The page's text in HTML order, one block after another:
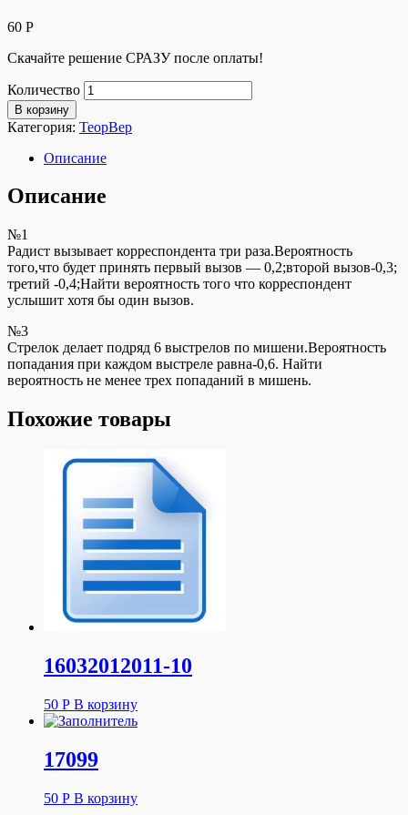
60 Р
Скачайте решение СРАЗУ после оплаты!
Количество
В корзину
Категория: ТеорВер
Описание
Описание
№1
Радист вызывает корреспондента три раза.Вероятность
того,что будет принять первый вызов — 0,2;второй вызов-0,3;
третий -0,4;Найти вероятность того что корреспондент
услышит хотя бы один вызов.
№3
Стрелок делает подряд 6 выстрелов по мишени.Вероятность
попадания при каждом выстреле равна-0,6. Найти
вероятность не менее трех попаданий в мишень.
Похожие товары
16032012011-10
50 Р В корзину
17099
50 Р В корзину